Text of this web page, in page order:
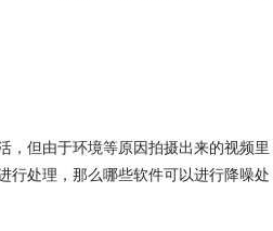
，但由于环境等原因拍摄出来的视频里
行处理，那么哪些软件可以进行降噪处